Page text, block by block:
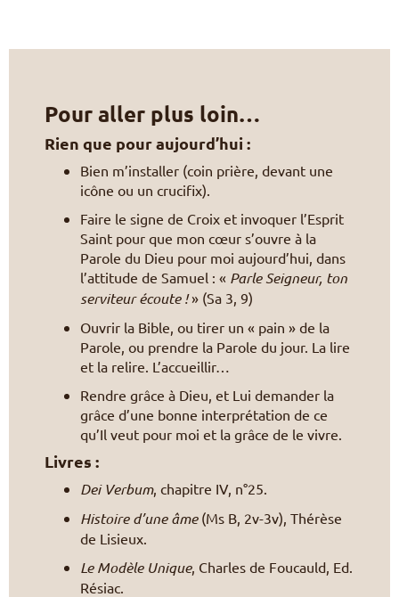
Pour aller plus loin…
Rien que pour aujourd’hui :
Bien m’installer (coin prière, devant une
icône ou un crucifix).
Faire le signe de Croix et invoquer l’Esprit
Saint pour que mon cœur s’ouvre à la
Parole du Dieu pour moi aujourd’hui, dans
l’attitude de Samuel : « Parle Seigneur, ton
serviteur écoute !» (Sa 3, 9)
Ouvrir la Bible, ou tirer un « pain » de la
Parole, ou prendre la Parole du jour. La lire
et la relire. L’accueillir…
Rendre grâce à Dieu, et Lui demander la
grâce d’une bonne interprétation de ce
qu’Il veut pour moi et la grâce de le vivre.
Livres :
Dei Verbum, chapitre IV, n°25.
Histoire d’une âme(Ms B, 2v-3v), Thérèse
de Lisieux.
Le Modèle Unique, Charles de Foucauld, Ed.
Résiac.